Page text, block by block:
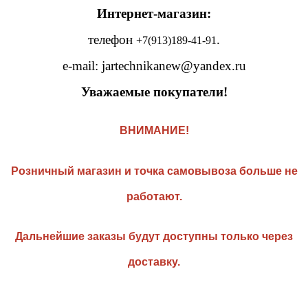
Интернет-магазин:
телефон +7(913)189-41-91 .
e-mail: jartechnikanew@yandex.ru
Уважаемые покупатели!
ВНИМАНИЕ!
Розничный магазин и точка самовывоза больше не
работают.
Дальнейшие заказы будут доступны только через
доставку.